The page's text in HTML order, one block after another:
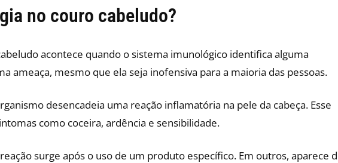
no couro cabeludo?
acontece quando o sistema imunológico identifica alguma
ameaça, mesmo que ela seja inofensiva para a maioria das pessoas.
desencadeia uma reação inflamatória na pele da cabeça. Esse
como coceira, ardência e sensibilidade.
surge após o uso de um produto específico. Em outros, aparece